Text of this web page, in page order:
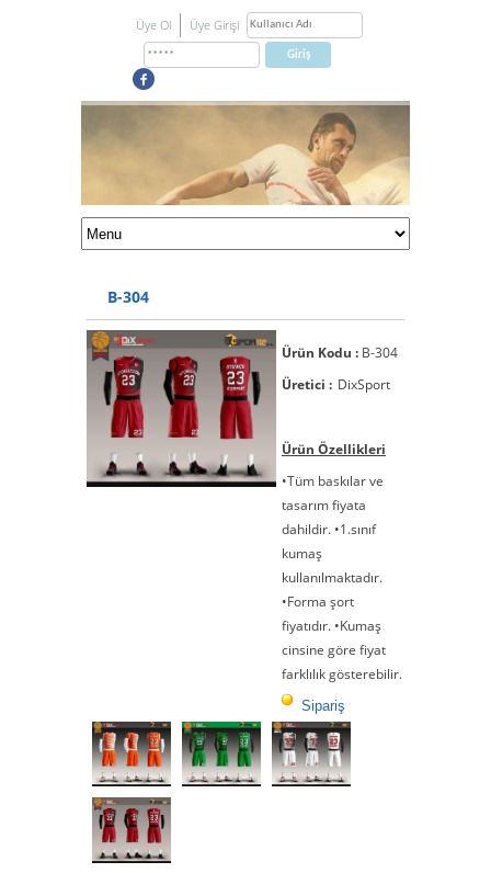
Üye Ol Üye Girişi
B-304
Ürün Kodu : B-304
Üretici : DixSport
Ürün Özellikleri
•Tüm baskılar ve
tasarım fiyata
dahildir. •1.sınıf
kumaş
kullanılmaktadır.
•Forma şort
fiyatıdır. •Kumaş
cinsine göre fiyat
farklılık gösterebilir.
Sipariş